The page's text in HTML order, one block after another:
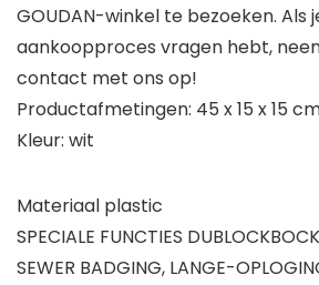
GOUDAN-winkel te bezoeken. Als
aankoopproces vragen hebt,
contact met ons op!
Productafmetingen: 45 x 15 x 15
Kleur: wit
Materiaal plastic
SPECIALE FUNCTIES
SEWER BADGING, LANGE-